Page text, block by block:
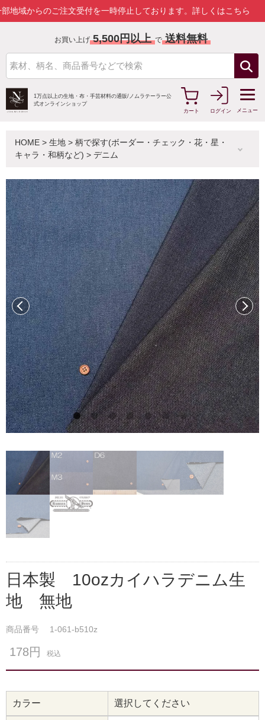
のご注文受付を一時停止しております。詳しくはこちら
お買い上げ 5,500円以上 で 送料無料
1万点以上の生地・布・手芸材料の通販/ ノムラテーラー公
式オンラインショップ
カート
ログイン メニュー
HOME > 生地 > 柄で探す(ボーダー・チェック・花・星・
キャラ・和柄など) > デニム
前へ 次へ
日本製 10ozカイハラデニム生
地 無地
商品番号 1-061-b510z
178円 税込
カラー 選択してください